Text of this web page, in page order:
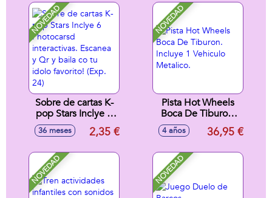
reales!24,5X17X10cm
- Modelos surtidos
NOVEDAD
Sobre de cartas K-
pop Stars Inclye 6
Photocarsd
interactivas.
baila co tu idolo
favorito! (Exp. 24)
36 meses 2,35 €
NOVEDAD
Pista Hot Wheels
Boca De Tiburon.
Incluye 1 Vehiculo
Metalico.
4 años 36,95 €
NOVEDAD NOVEDAD